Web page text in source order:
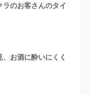
ラのお客さんのタイ
お酒に酔いにくく